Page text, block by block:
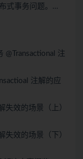
式事务问题。…
@Transactional 注
注解的应
失效的场景（上）
失效的场景（下）